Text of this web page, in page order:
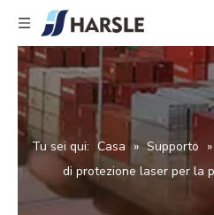
Tu sei qui: Casa » Supporto »
di protezione laser per la